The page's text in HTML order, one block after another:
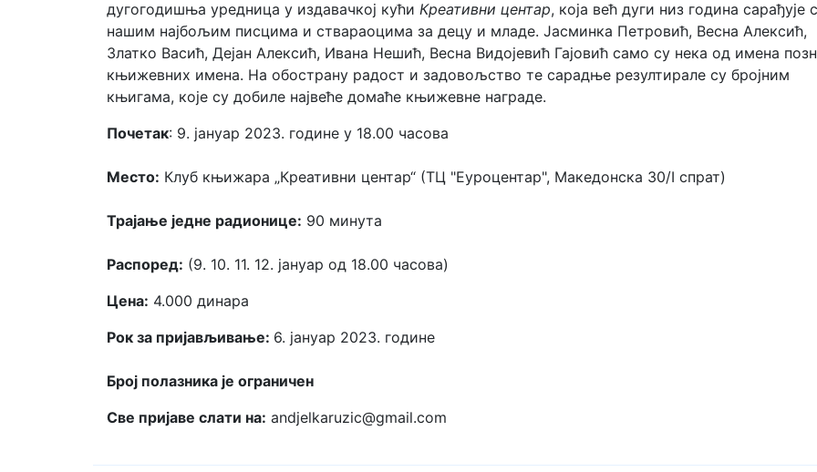
дугогодишња уредница у издавачкој кући Креативни центар, која већ дуги низ година сарађује с
нашим најбољим писцима и ствараоцима за децу и младе. Јасминка Петровић, Весна Алексић,
Златко Васић, Дејан Алексић, Ивана Нешић, Весна Видојевић Гајовић само су нека од имена
књижевних имена. На обострану радост и задовољство те сарадње резултирале су бројним
књигама, које су добиле највеће домаће књижевне награде.
Почетак: 9. јануар 2023. године у 18.00 часова
Место: Клуб књижара „Креативни центaр“ (ТЦ "Еуроцентар", Македонска 30/I спрат)
Трајање једне радионице: 90 минута
Распоред: (9. 10. 11. 12. јануар од 18.00 часова)
Цена: 4.000 динара
Рок за пријављивање: 6. јануар 2023. године
Број полазника је ограничен
Све пријаве слати на: andjelkaruzic@gmail.com